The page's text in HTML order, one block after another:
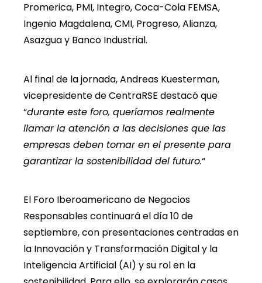
Promerica, PMI, Integro, Coca-Cola FEMSA,
Ingenio Magdalena, CMI, Progreso, Alianza,
Asazgua y Banco Industrial.
Al final de la jornada, Andreas Kuesterman,
vicepresidente de CentraRSE destacó que
“durante este foro, queríamos realmente
llamar la atención a las decisiones que las
empresas deben tomar en el presente para
garantizar la sostenibilidad del futuro.“
El Foro Iberoamericano de Negocios
Responsables continuará el día 10 de
septiembre, con presentaciones centradas en
la Innovación y Transformación Digital y la
Inteligencia Artificial (AI) y su rol en la